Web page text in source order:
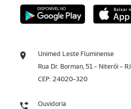
Unimed Leste Fluminense
Rua Dr. Borman, 51 - Niterói - RJ
CEP: 24020-320
Ouvidoria